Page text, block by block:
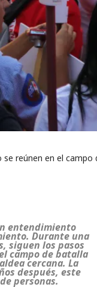
reúnen en el
entendimiento
Durante una
siguen los pasos
campo de batalla
cercana. La
después, este
personas.